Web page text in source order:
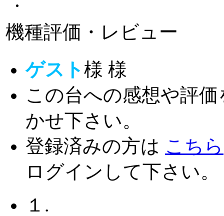
機種評価・レビュー
ゲスト様 様
この台への感想や評価
かせ下さい。
登録済みの方は こちら
ログインして下さい。
１.